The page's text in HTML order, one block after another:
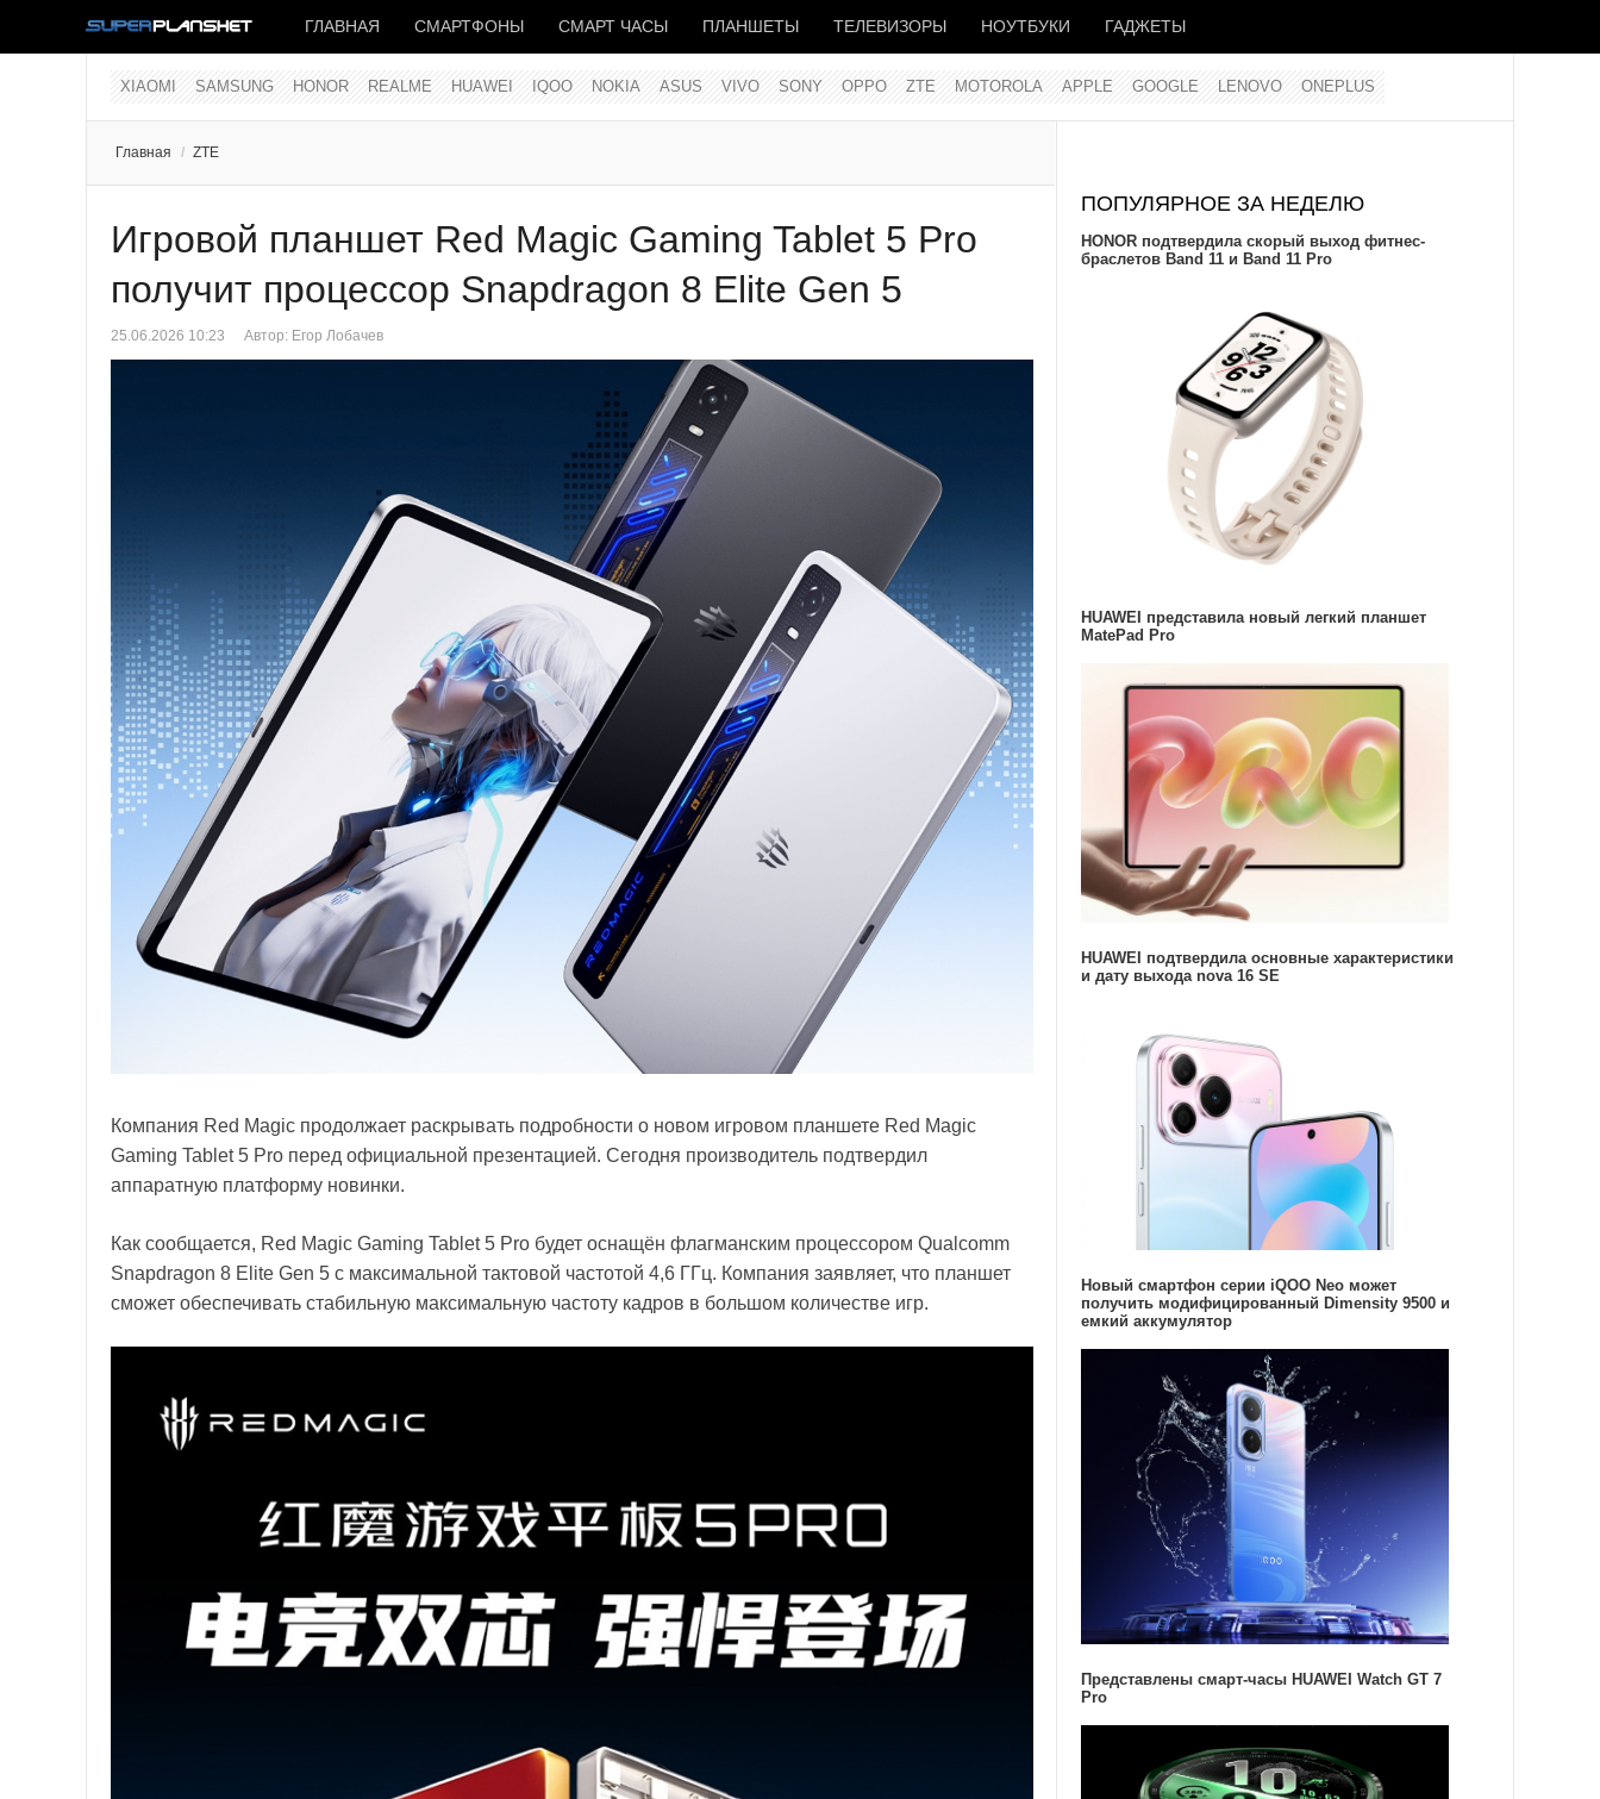
ГЛАВНАЯ СМАРТФОНЫ СМАРТ ЧАСЫ ПЛАНШЕТЫ ТЕЛЕВИЗОРЫ НОУТБУКИ ГАДЖЕТЫ
XIAOMI SAMSUNG HONOR REALME HUAWEI IQOO NOKIA ASUS VIVO SONY OPPO ZTE MOTOROLA APPLE GOOGLE LENOVO ONEPLUS
Главная / ZTE
Игровой планшет Red Magic Gaming Tablet 5 Pro
получит процессор Snapdragon 8 Elite Gen 5
25.06.2026 10:23 Автор: Егор Лобачев
Компания Red Magic продолжает раскрывать подробности о новом игровом планшете Red Magic
Gaming Tablet 5 Pro перед официальной презентацией. Сегодня производитель подтвердил
аппаратную платформу новинки.
Как сообщается, Red Magic Gaming Tablet 5 Pro будет оснащён флагманским процессором Qualcomm
Snapdragon 8 Elite Gen 5 с максимальной тактовой частотой 4,6 ГГц. Компания заявляет, что планшет
сможет обеспечивать стабильную максимальную частоту кадров в большом количестве игр.
ПОПУЛЯРНОЕ ЗА НЕДЕЛЮ
HONOR подтвердила скорый выход фитнес-
браслетов Band 11 и Band 11 Pro
HUAWEI представила новый легкий планшет
MatePad Pro
HUAWEI подтвердила основные характеристики
и дату выхода nova 16 SE
Новый смартфон серии iQOO Neo может
получить модифицированный Dimensity 9500 и
емкий аккумулятор
Представлены смарт-часы HUAWEI Watch GT 7
Pro